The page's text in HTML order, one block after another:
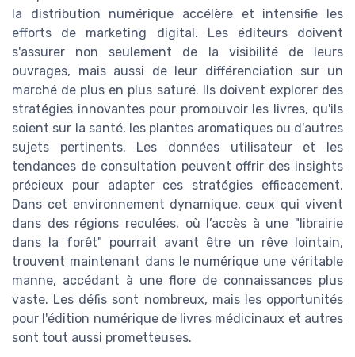
la distribution numérique accélère et intensifie les
efforts de marketing digital. Les éditeurs doivent
s'assurer non seulement de la visibilité de leurs
ouvrages, mais aussi de leur différenciation sur un
marché de plus en plus saturé. Ils doivent explorer des
stratégies innovantes pour promouvoir les livres, qu'ils
soient sur la santé, les plantes aromatiques ou d'autres
sujets pertinents. Les données utilisateur et les
tendances de consultation peuvent offrir des insights
précieux pour adapter ces stratégies efficacement.
Dans cet environnement dynamique, ceux qui vivent
dans des régions reculées, où l’accès à une "librairie
dans la forêt" pourrait avant être un rêve lointain,
trouvent maintenant dans le numérique une véritable
manne, accédant à une flore de connaissances plus
vaste. Les défis sont nombreux, mais les opportunités
pour l'édition numérique de livres médicinaux et autres
sont tout aussi prometteuses.